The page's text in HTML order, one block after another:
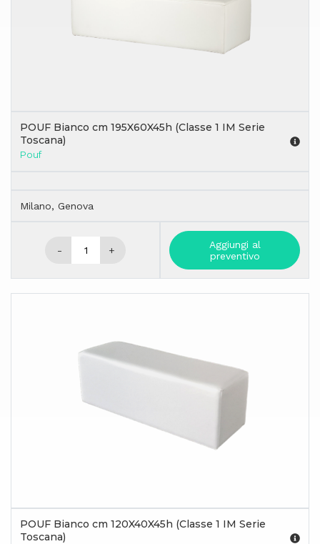
POUF Bianco cm 195X60X45h (Classe 1 IM Serie
Toscana)
Pouf
Milano, Genova
- +
Aggiungi al
preventivo
POUF Bianco cm 120X40X45h (Classe 1 IM Serie
Toscana)